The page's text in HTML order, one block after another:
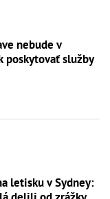
nebude v
poskytovať služby
letisku v Sydney: